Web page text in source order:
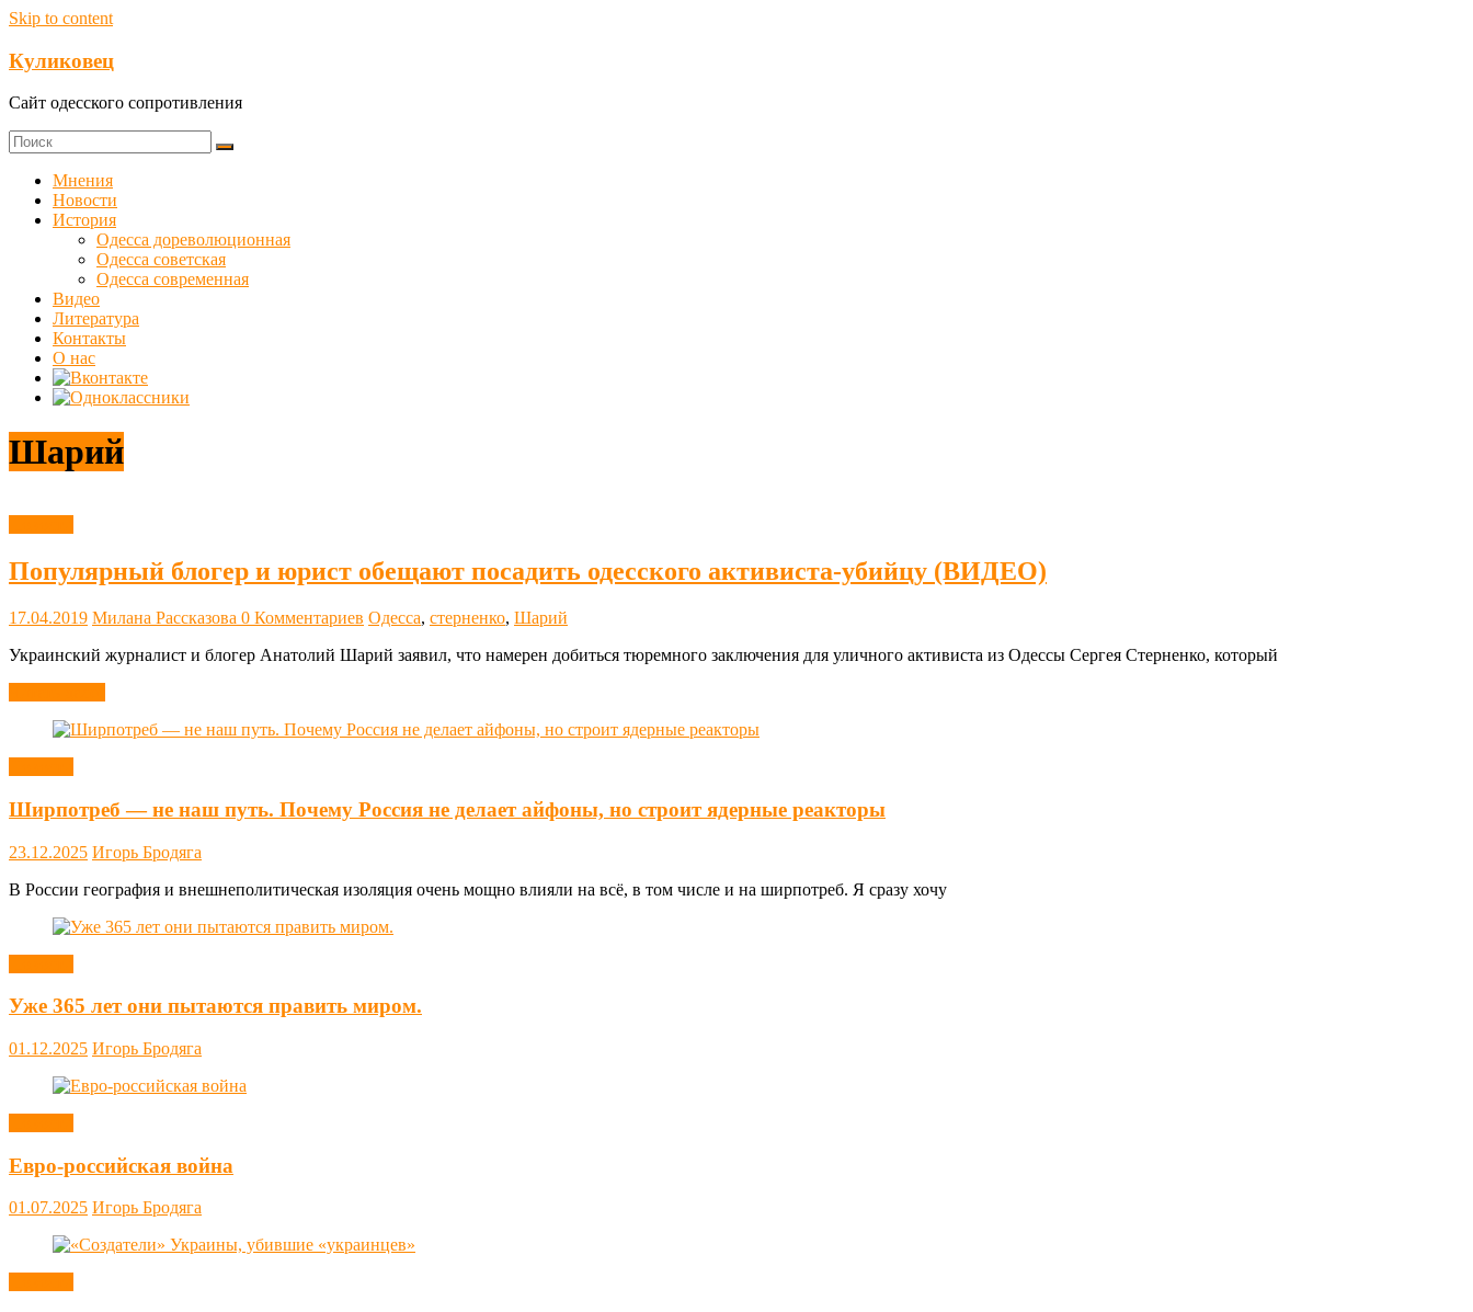
Skip to content
Куликовец
Сайт одесского сопротивления
Мнения
Новости
История
Одесса дореволюционная
Одесса советская
Одесса современная
Видео
Литература
Контакты
О нас
Шарий
Популярный блогер и юрист обещают посадить одесского активиста-убийцу (ВИДЕО)
17.04.2019 Милана Рассказова 0 Комментариев Одесса, стерненко, Шарий
Украинский журналист и блогер Анатолий Шарий заявил, что намерен добиться тюремного заключения для уличного активиста из Одессы Сергея Стерненко, который
Ширпотреб — не наш путь. Почему Россия не делает айфоны, но строит ядерные реакторы
23.12.2025 Игорь Бродяга
В России география и внешнеполитическая изоляция очень мощно влияли на всё, в том числе и на ширпотреб. Я сразу хочу
Уже 365 лет они пытаются править миром.
01.12.2025 Игорь Бродяга
Евро-российская война
01.07.2025 Игорь Бродяга